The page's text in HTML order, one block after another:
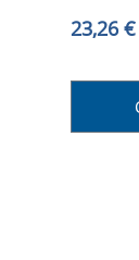
23,26 €